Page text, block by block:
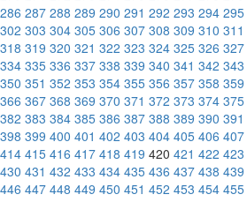
286 287 288 289 290 291 292 293 294 295
302 303 304 305 306 307 308 309 310 311
318 319 320 321 322 323 324 325 326 327
334 335 336 337 338 339 340 341 342 343
350 351 352 353 354 355 356 357 358 359
366 367 368 369 370 371 372 373 374 375
382 383 384 385 386 387 388 389 390 391
398 399 400 401 402 403 404 405 406 407
414 415 416 417 418 419 420 421 422 423
430 431 432 433 434 435 436 437 438 439
446 447 448 449 450 451 452 453 454 455